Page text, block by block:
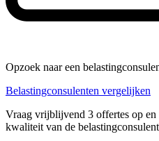
Opzoek naar een
Belastingconsulenten vergelijken
Vraag vrijblijvend 3 offertes op
kwaliteit van de